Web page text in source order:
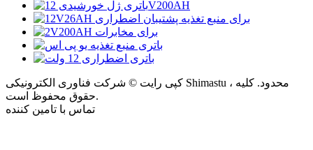
کپی رایت © شرکت فناوری الکترونیکی Shimastu ، محدود. کلیه
حقوق محفوظ است.
تماس با تامین کننده